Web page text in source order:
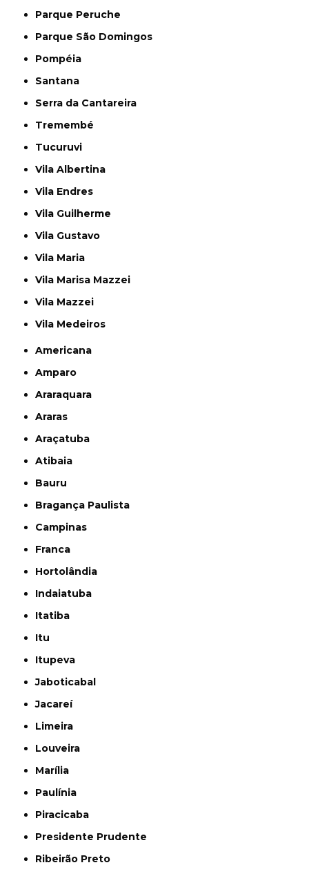
Parque Peruche
Parque São Domingos
Pompéia
Santana
Serra da Cantareira
Tremembé
Tucuruvi
Vila Albertina
Vila Endres
Vila Guilherme
Vila Gustavo
Vila Maria
Vila Marisa Mazzei
Vila Mazzei
Vila Medeiros
Americana
Amparo
Araraquara
Araras
Araçatuba
Atibaia
Bauru
Bragança Paulista
Campinas
Franca
Hortolândia
Indaiatuba
Itatiba
Itu
Itupeva
Jaboticabal
Jacareí
Limeira
Louveira
Marília
Paulínia
Piracicaba
Presidente Prudente
Ribeirão Preto